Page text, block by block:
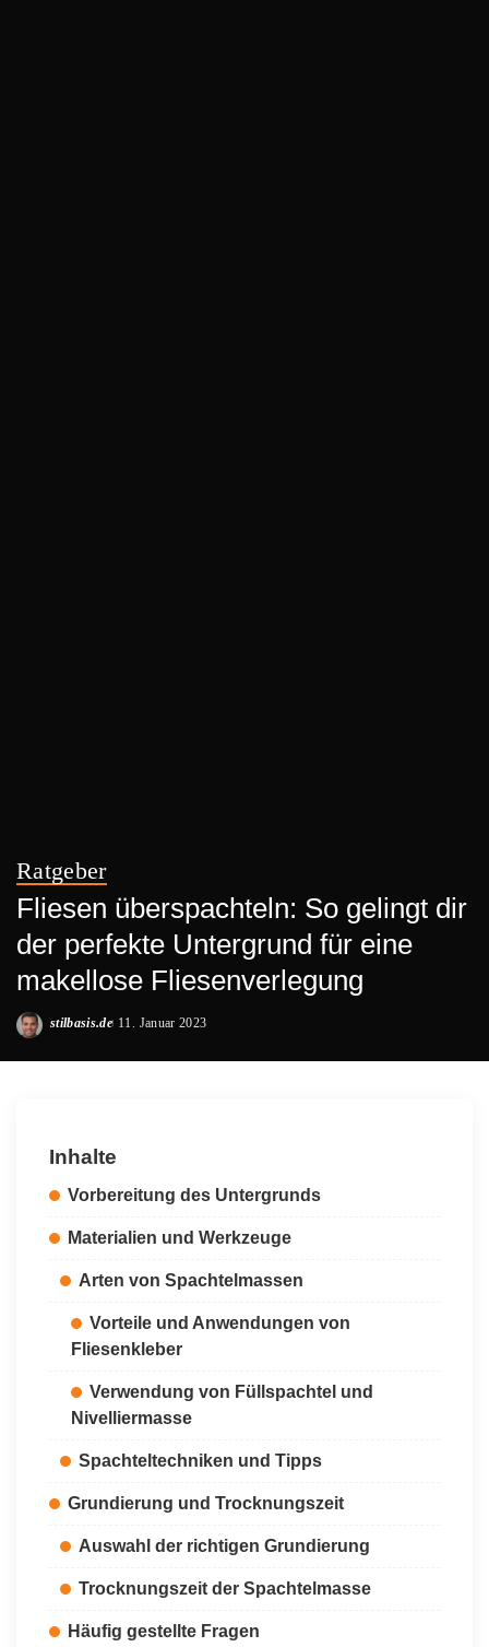
Ratgeber
Fliesen überspachteln: So gelingt dir
der perfekte Untergrund für eine
makellose Fliesenverlegung
Posted
stilbasis.de 11. Januar 2023
Inhalte
Vorbereitung des Untergrunds
Materialien und Werkzeuge
Arten von Spachtelmassen
Vorteile und Anwendungen von
Fliesenkleber
Verwendung von Füllspachtel und
Nivelliermasse
Spachteltechniken und Tipps
Grundierung und Trocknungszeit
Auswahl der richtigen Grundierung
Trocknungszeit der Spachtelmasse
Häufig gestellte Fragen